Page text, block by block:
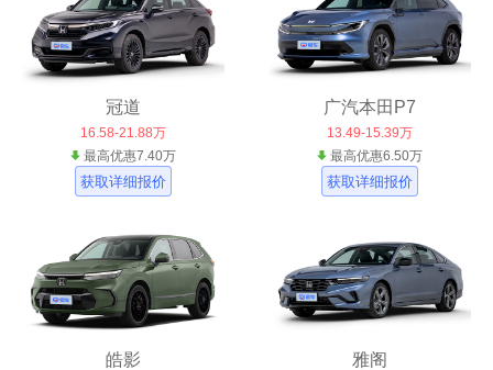
冠道
16.58-21.88万
最高优惠7.40万
获取详细报价
广汽本田P7
13.49-15.39万
最高优惠6.50万
获取详细报价
皓影 雅阁